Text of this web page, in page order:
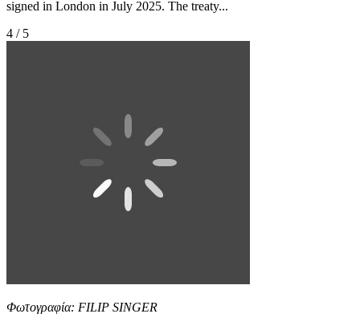
signed in London in July 2025. The treaty...
4 / 5
Φωτογραφία: FILIP SINGER